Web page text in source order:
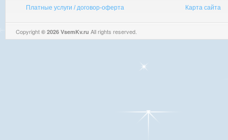
Платные услуги / договор-оферта
Карта сайта
Copyright © 2026 VsemKv.ru All rights reserved.